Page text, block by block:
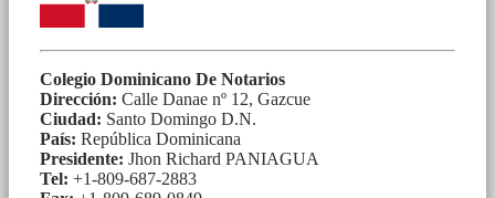
Colegio Dominicano De Notarios
Dirección: Calle Danae nº 12, Gazcue
Ciudad: Santo Domingo D.N.
País: República Dominicana
Presidente: Jhon Richard PANIAGUA
Tel: +1-809-687-2883